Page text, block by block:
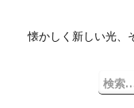
懐かしく新しい光、
検
索: